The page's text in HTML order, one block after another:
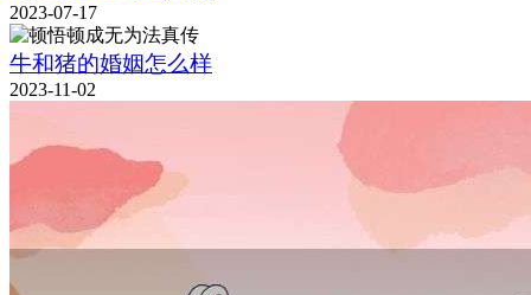
2023-07-17
牛和猪的婚姻怎么样
2023-11-02